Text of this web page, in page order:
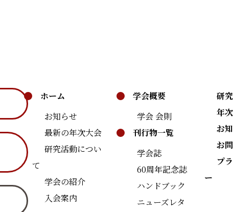
ホーム
お知らせ
最新の年次大会
研究活動につい
て
学会の紹介
入会案内
学会概要
学会 会則
刊行物一覧
学会誌
60周年記念誌
ハンドブック
ニューズレタ
研
年
お
お
プ
ー